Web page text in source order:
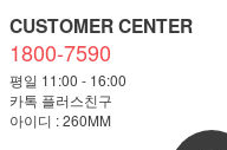
CUSTOMER CENTER
1800-7590
평일 11:00 - 16:00
카톡 플러스친구
아이디 : 260MM